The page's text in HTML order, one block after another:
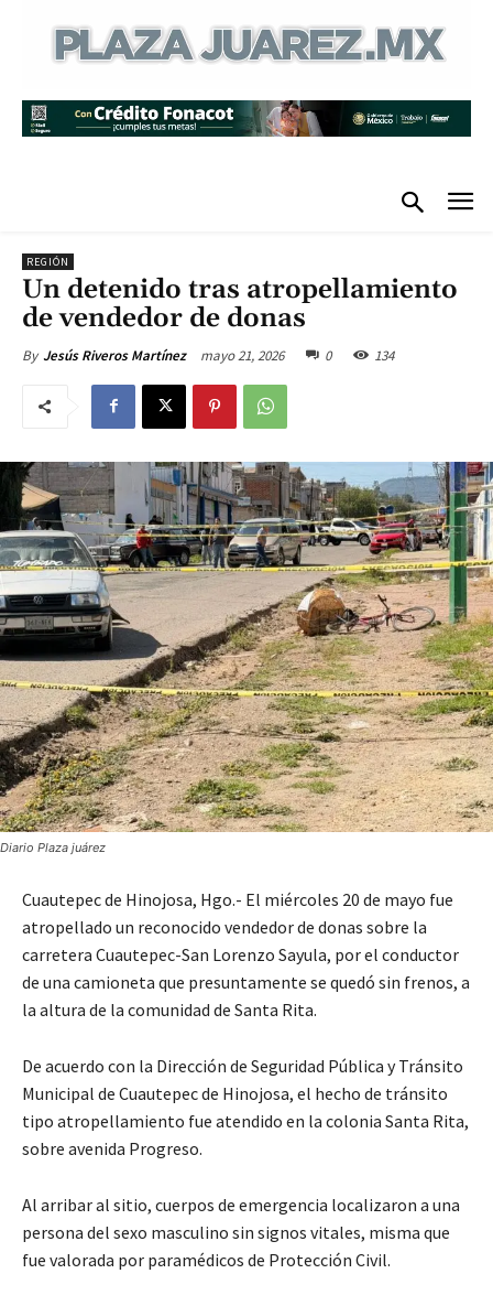
REGIÓN
Un detenido tras atropellamiento
de vendedor de donas
By Jesús Riveros Martínez mayo 21, 2026 0 134
Diario Plaza juárez
Cuautepec de Hinojosa, Hgo.- El miércoles 20 de mayo fue
atropellado un reconocido vendedor de donas sobre la
carretera Cuautepec-San Lorenzo Sayula, por el conductor
de una camioneta que presuntamente se quedó sin frenos, a
la altura de la comunidad de Santa Rita.
De acuerdo con la Dirección de Seguridad Pública y Tránsito
Municipal de Cuautepec de Hinojosa, el hecho de tránsito
tipo atropellamiento fue atendido en la colonia Santa Rita,
sobre avenida Progreso.
Al arribar al sitio, cuerpos de emergencia localizaron a una
persona del sexo masculino sin signos vitales, misma que
fue valorada por paramédicos de Protección Civil.